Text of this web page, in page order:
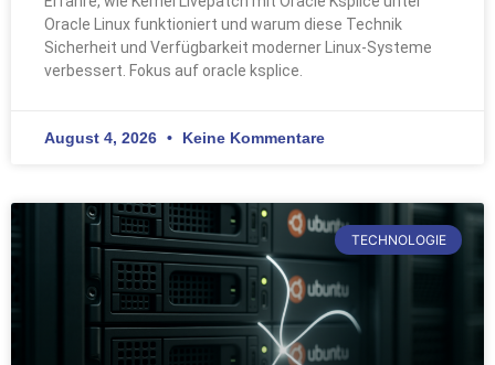
Oracle Linux funktioniert und warum diese Technik
Sicherheit und Verfügbarkeit moderner Linux-Systeme
verbessert. Fokus auf oracle ksplice.
August 4, 2026 Keine Kommentare
TECHNOLOGIE